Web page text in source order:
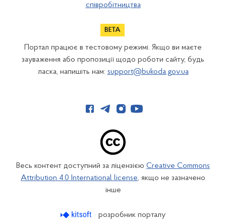
співробітництва
Портал працює в тестовому режимі. Якщо ви маєте
зауваження або пропозиції щодо роботи сайту, будь
ласка, напишіть нам: support@bukoda.gov.ua
Весь контент доступний за ліцензією Creative Commons
Attribution 4.0 International license, якщо не зазначено
інше
розробник порталу